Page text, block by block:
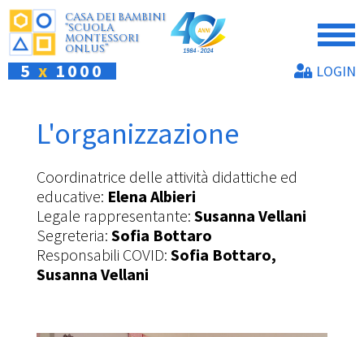
CASA DEI BAMBINI
“SCUOLA
MONTESSORI
ONLUS”
5 x 1000 LOGIN
L'organizzazione
Coordinatrice delle attività didattiche ed
educative: Elena Albieri
Legale rappresentante: Susanna Vellani
Segreteria: Sofia Bottaro
Responsabili COVID: Sofia Bottaro,
Susanna Vellani